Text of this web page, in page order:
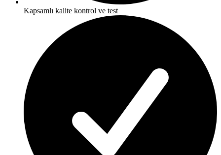
Kapsamlı kalite kontrol ve test